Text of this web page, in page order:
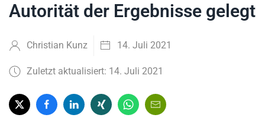
Autorität der Ergebnisse gelegt
Christian Kunz 14. Juli 2021
Zuletzt aktualisiert: 14. Juli 2021